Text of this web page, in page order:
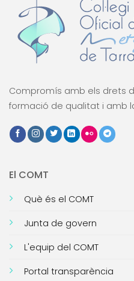
Compromís amb els drets
formació de qualitat i amb
El COMT
Què és el COMT
Junta de govern
L'equip del COMT
Portal transparència